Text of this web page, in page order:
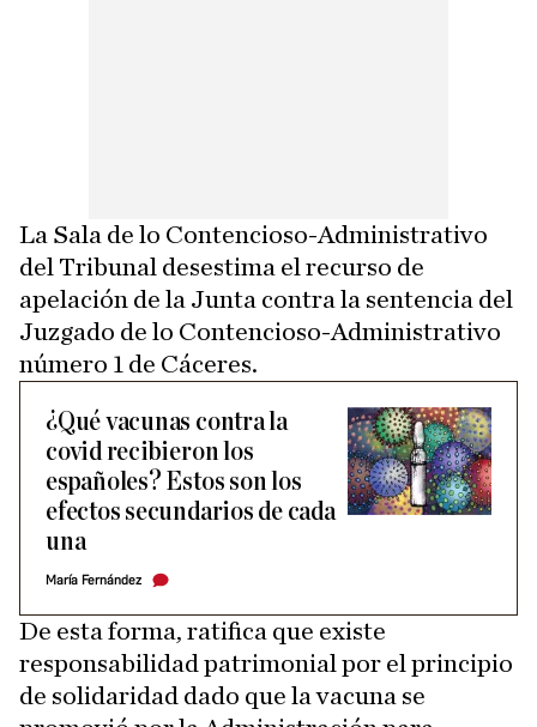
La Sala de lo Contencioso-Administrativo
del Tribunal desestima el recurso de
apelación de la Junta contra la sentencia del
Juzgado de lo Contencioso-Administrativo
número 1 de Cáceres.
¿Qué vacunas contra la
covid recibieron los
españoles? Estos son los
efectos secundarios de cada
una
María Fernández
De esta forma, ratifica que existe
responsabilidad patrimonial por el principio
de solidaridad dado que la vacuna se